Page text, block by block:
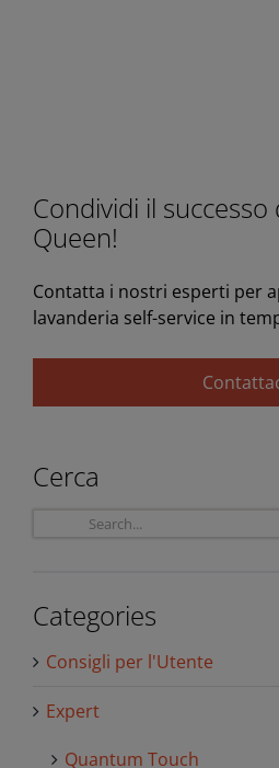
Condividi il successo
Queen!
Contatta i nostri esperti per
lavanderia self-service in
Cerca
Categories
Consigli per l'Utente
Expert
Quantum Touch